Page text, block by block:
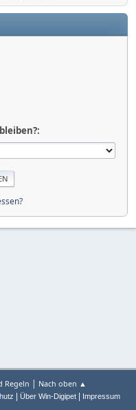
Regeln | Nach oben ▲
Über Win-Digipet Impressum